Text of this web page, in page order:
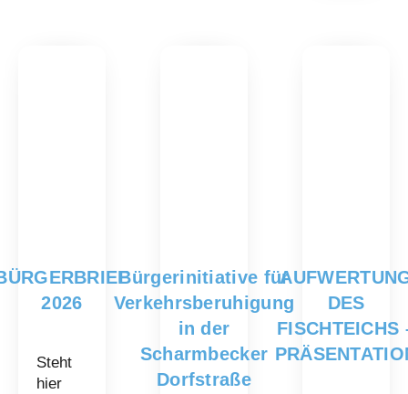
2026
Steht
hier
Bürgerinitiative für
Verkehrsberuhigung
in der
Scharmbecker
Dorfstraße
DES
FISCHTEICHS